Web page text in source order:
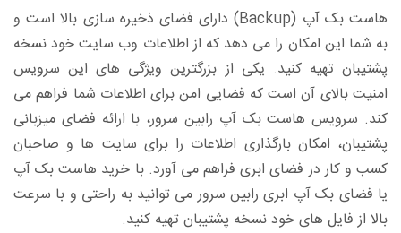
هاست بک آپ (Backup) دارای فضای ذخیره سازی بالا است و
به شما این امکان را می دهد که از اطلاعات وب سایت خود نسخه
پشتیبان تهیه کنید. یکی از بزرگترین ویژگی های این سرویس
امنیت بالای آن است که فضایی امن برای اطلاعات شما فراهم می
کند. سرویس هاست بک آپ رابین سرور، با ارائه فضای میزبانی
پشتیبان، امکان بارگذاری اطلاعات را برای سایت ها و صاحبان
کسب و کار در فضای ابری فراهم می آورد. با خرید هاست بک آپ
یا فضای بک آپ ابری رابین سرور می توانید به راحتی و با سرعت
بالا از فایل های خود نسخه پشتیبان تهیه کنید.